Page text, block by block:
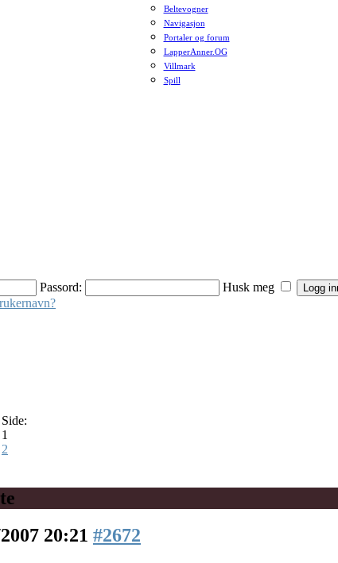
Beltevogner
Navigasjon
Portaler og forum
LapperAnner.OG
Villmark
Spill
Passord:
Husk meg
Side:
1
2
20:21 #2672